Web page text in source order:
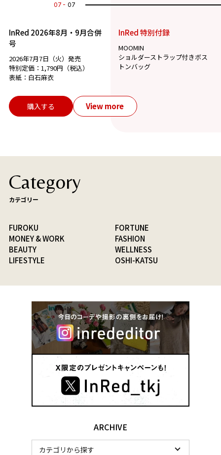
07 07
InRed 2026年8月・9月合併
号
2026年7月7日（火）発売
特別定価：1,790円（税込）
表紙：白石麻衣
InRed 特別付録
MOOMIN
ショルダーストラップ付きボス
トンバッグ
購入する View more
Category
カテゴリー
FUROKU
FORTUNE
MONEY & WORK
FASHION
BEAUTY
WELLNESS
LIFESTYLE
OSHI-KATSU
ARCHIVE